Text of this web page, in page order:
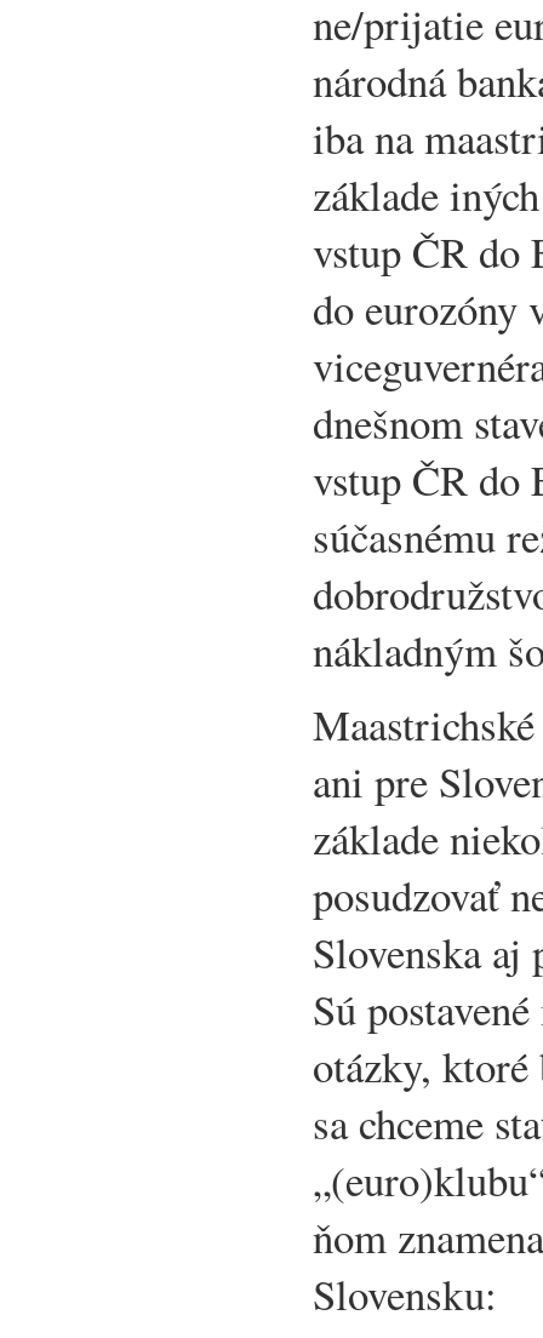
ne/prijatie
národná
iba na
základe
vstup ČR do
do eurozóny
dnešnom
vstup ČR
súčasnému
nákladným
ani pre
základe
posudzovať
Slovenska
Sú
otázky,
sa chceme
ňom
Slovensku: